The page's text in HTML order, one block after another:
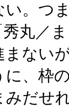
い。つ
丸／
まない
に、枠
みだせ